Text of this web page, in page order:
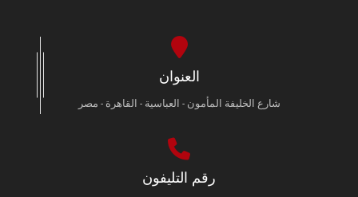
العنوان
شارع الخليفة المأمون - العباسية - القاهرة - مصر
رقم التليفون